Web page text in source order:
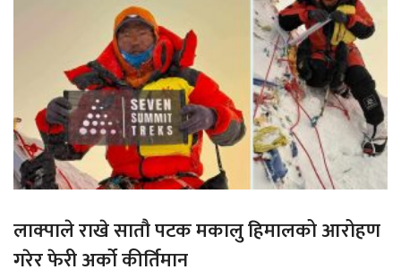
लाक्पाले राखे सातौ पटक मकालु हिमालको आरोहण
गरेर फेरी अर्को कीर्तिमान